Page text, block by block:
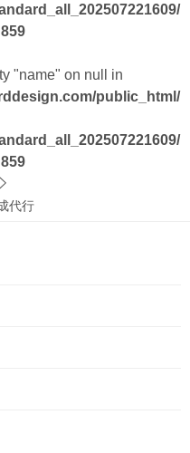
859
"name" on null in
public_html/
859
代行